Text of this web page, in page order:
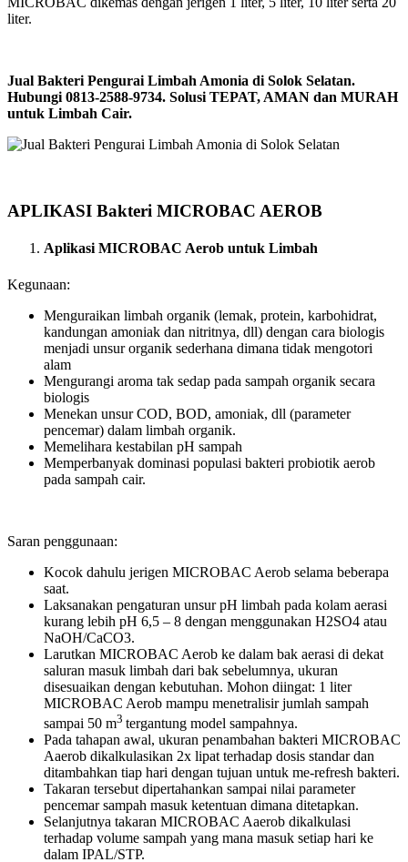
liter.
Jual Bakteri Pengurai Limbah Amonia di Solok Selatan.
Hubungi 0813-2588-9734. Solusi TEPAT, AMAN dan MURAH
untuk Limbah Cair.
APLIKASI Bakteri MICROBAC AEROB
Aplikasi MICROBAC Aerob untuk Limbah
Kegunaan:
Menguraikan limbah organik (lemak, protein, karbohidrat,
kandungan amoniak dan nitritnya, dll) dengan cara biologis
menjadi unsur organik sederhana dimana tidak mengotori
alam
Mengurangi aroma tak sedap pada sampah organik secara
biologis
Menekan unsur COD, BOD, amoniak, dll (parameter
pencemar) dalam limbah organik.
Memelihara kestabilan pH sampah
Memperbanyak dominasi populasi bakteri probiotik aerob
pada sampah cair.
Saran penggunaan:
Kocok dahulu jerigen MICROBAC Aerob selama beberapa
saat.
Laksanakan pengaturan unsur pH limbah pada kolam aerasi
kurang lebih pH 6,5 – 8 dengan menggunakan H2SO4 atau
NaOH/CaCO3.
Larutkan MICROBAC Aerob ke dalam bak aerasi di dekat
saluran masuk limbah dari bak sebelumnya, ukuran
disesuaikan dengan kebutuhan. Mohon diingat: 1 liter
MICROBAC Aerob mampu menetralisir jumlah sampah
sampai 50 m3 tergantung model sampahnya.
Pada tahapan awal, ukuran penambahan bakteri MICROBAC
Aaerob dikalkulasikan 2x lipat terhadap dosis standar dan
ditambahkan tiap hari dengan tujuan untuk me-refresh bakteri.
Takaran tersebut dipertahankan sampai nilai parameter
pencemar sampah masuk ketentuan dimana ditetapkan.
Selanjutnya takaran MICROBAC Aaerob dikalkulasi
terhadap volume sampah yang mana masuk setiap hari ke
dalam IPAL/STP.